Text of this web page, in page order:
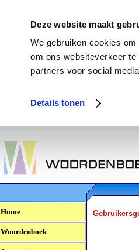
Deze website maakt
We gebruiken cookies
om ons websiteverkeer
partners voor social
Details tonen
Woordenboek.NU
Home
Woordenboek